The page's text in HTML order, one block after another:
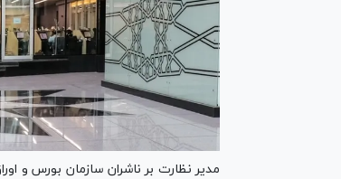
مدیر نظارت بر ناشران سازمان بورس و